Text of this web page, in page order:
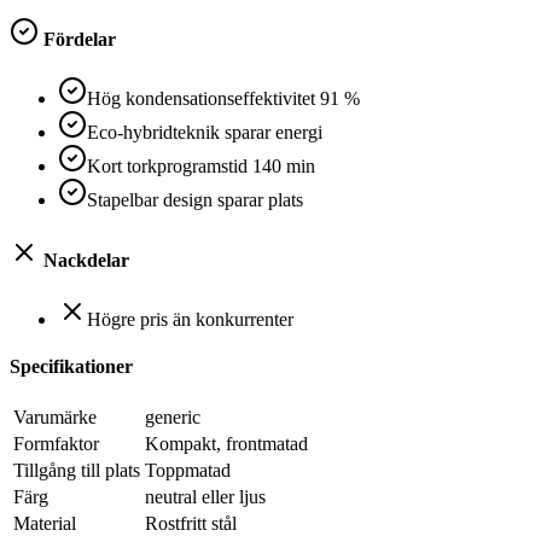
Fördelar
Hög kondensationseffektivitet 91 %
Eco-hybridteknik sparar energi
Kort torkprogramstid 140 min
Stapelbar design sparar plats
Nackdelar
Högre pris än konkurrenter
Specifikationer
Varumärke
generic
Formfaktor
Kompakt, frontmatad
Tillgång till plats Toppmatad
Färg
neutral eller ljus
Material
Rostfritt stål